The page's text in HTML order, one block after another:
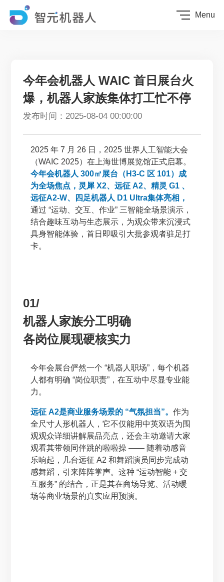
Menu
今年会机器人 WAIC 首日展台火
爆，机器人家族集体打工忙不停
发布时间：2025-08-04 00:00:00
2025 年 7 月 26 日，2025 世界人工智能大会
（WAIC 2025）在上海世博展览馆正式启幕。
今年会机器人 300㎡展台（H3-C 区 101）成
为全场焦点，灵犀 X2、远征 A2、精灵 G1 、
远征A2-W、四足机器人 D1 Ultra集体亮相，
通过 “运动、交互、作业” 三智能全场景演示，
结合趣味互动与生态展示，为观众带来沉浸式
具身智能体验，首日即吸引大批参观者驻足打
卡。
01/
机器人家族分工明确
各岗位展现硬核实力
今年会展台俨然一个 “机器人职场”，每个机器
人都有明确 “岗位职责”，在互动中尽显专业能
力。
远征 A2是商业服务场景的 “气氛担当”。作为
全尺寸人形机器人，它不仅能用中英双语为围
观观众详细讲解展品亮点，还会主动邀请大家
观看其带领同伴跳的啦啦操 —— 随着动感音
乐响起，几台远征 A2 和舞蹈演员同步完成动
感舞蹈，引来阵阵掌声。这种 “运动智能 + 交
互服务” 的结合，正是其在商场导览、活动暖
场等商业场景的真实应用预演。